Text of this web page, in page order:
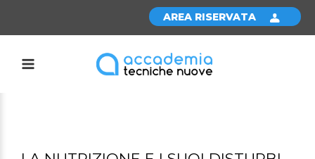
AREA RISERVATA